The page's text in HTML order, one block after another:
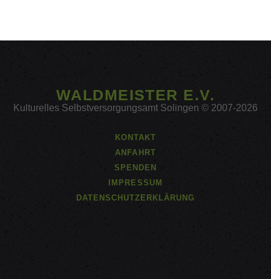
WALDMEISTER E.V.
Kulturelles Selbstversorgungsamt Solingen © 2007-2026
KONTAKT
ANFAHRT
SPENDEN
IMPRESSUM
DATENSCHUTZERKLÄRUNG